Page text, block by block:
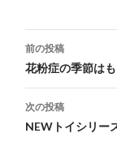
投
稿
ナ
ビ
前の投稿
花粉症の季節は
次の投稿
NEWトイシリー